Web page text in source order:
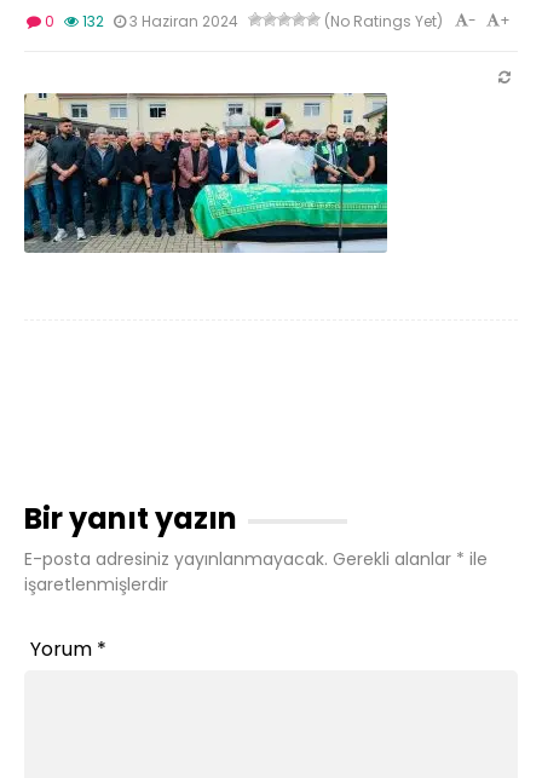
0 132 3 Haziran 2024 (No Ratings Yet) +
-
Bir yanıt yazın
E-posta adresiniz yayınlanmayacak. Gerekli alanlar * ile
işaretlenmişlerdir
Yorum *